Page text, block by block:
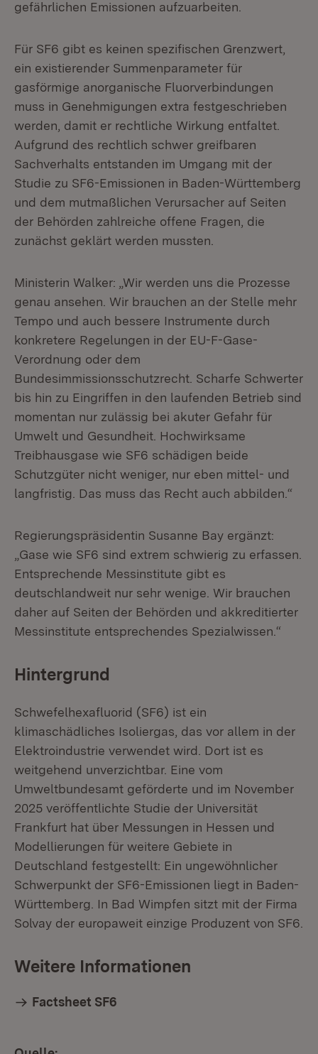
gefährlichen Emissionen aufzuarbeiten.
Für SF6 gibt es keinen spezifischen Grenzwert,
ein existierender Summenparameter für
gasförmige anorganische Fluorverbindungen
muss in Genehmigungen extra festgeschrieben
werden, damit er rechtliche Wirkung entfaltet.
Aufgrund des rechtlich schwer greifbaren
Sachverhalts entstanden im Umgang mit der
Studie zu SF6-Emissionen in Baden-Württemberg
und dem mutmaßlichen Verursacher auf Seiten
der Behörden zahlreiche offene Fragen, die
zunächst geklärt werden mussten.
Ministerin Walker: „Wir werden uns die Prozesse
genau ansehen. Wir brauchen an der Stelle mehr
Tempo und auch bessere Instrumente durch
konkretere Regelungen in der EU-F-Gase-
Verordnung oder dem
Bundesimmissionsschutzrecht. Scharfe Schwerter
bis hin zu Eingriffen in den laufenden Betrieb sind
momentan nur zulässig bei akuter Gefahr für
Umwelt und Gesundheit. Hochwirksame
Treibhausgase wie SF6 schädigen beide
Schutzgüter nicht weniger, nur eben mittel- und
langfristig. Das muss das Recht auch abbilden.“
Regierungspräsidentin Susanne Bay ergänzt:
„Gase wie SF6 sind extrem schwierig zu erfassen.
Entsprechende Messinstitute gibt es
deutschlandweit nur sehr wenige. Wir brauchen
daher auf Seiten der Behörden und akkreditierter
Messinstitute entsprechendes Spezialwissen.“
Hintergrund
Schwefelhexafluorid (SF6) ist ein
klimaschädliches Isoliergas, das vor allem in der
Elektroindustrie verwendet wird. Dort ist es
weitgehend unverzichtbar. Eine vom
Umweltbundesamt geförderte und im November
2025 veröffentlichte Studie der Universität
Frankfurt hat über Messungen in Hessen und
Modellierungen für weitere Gebiete in
Deutschland festgestellt: Ein ungewöhnlicher
Schwerpunkt der SF6-Emissionen liegt in Baden-
Württemberg. In Bad Wimpfen sitzt mit der Firma
Solvay der europaweit einzige Produzent von SF6.
Weitere Informationen
Factsheet SF6